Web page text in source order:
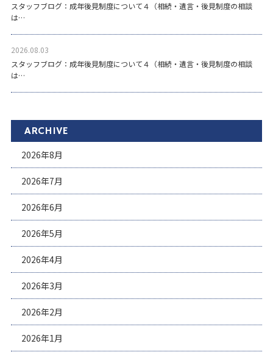
スタッフブログ：成年後見制度について４（相続・遺言・後見制度の相談
は…
2026.08.03
スタッフブログ：成年後見制度について４（相続・遺言・後見制度の相談
は…
ARCHIVE
2026年8月
2026年7月
2026年6月
2026年5月
2026年4月
2026年3月
2026年2月
2026年1月